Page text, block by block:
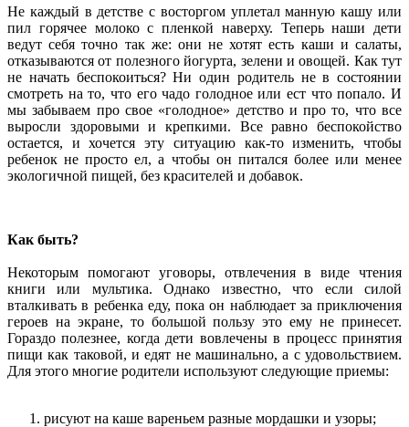
Не каждый в детстве с восторгом уплетал манную кашу или
пил горячее молоко с пленкой наверху. Теперь наши дети
ведут себя точно так же: они не хотят есть каши и салаты,
отказываются от полезного йогурта, зелени и овощей. Как тут
не начать беспокоиться? Ни один родитель не в состоянии
смотреть на то, что его чадо голодное или ест что попало. И
мы забываем про свое «голодное» детство и про то, что все
выросли здоровыми и крепкими. Все равно беспокойство
остается, и хочется эту ситуацию как-то изменить, чтобы
ребенок не просто ел, а чтобы он питался более или менее
экологичной пищей, без красителей и добавок.
Как быть?
Некоторым помогают уговоры, отвлечения в виде чтения
книги или мультика. Однако известно, что если силой
вталкивать в ребенка еду, пока он наблюдает за приключения
героев на экране, то большой пользу это ему не принесет.
Гораздо полезнее, когда дети вовлечены в процесс принятия
пищи как таковой, и едят не машинально, а с удовольствием.
Для этого многие родители используют следующие приемы:
рисуют на каше вареньем разные мордашки и узоры;